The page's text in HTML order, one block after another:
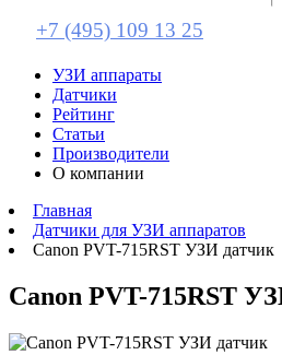
+7 (495) 109 13 25
УЗИ аппараты
Датчики
Рейтинг
Статьи
Производители
О компании
Главная
Датчики для УЗИ аппаратов
Canon PVT-715RST УЗИ датчик
Canon PVT-715RST